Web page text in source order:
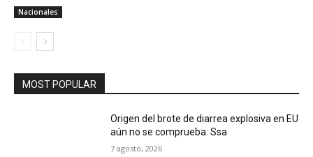
Nacionales
MOST POPULAR
Origen del brote de diarrea explosiva en EU
aún no se comprueba: Ssa
7 agosto, 2026